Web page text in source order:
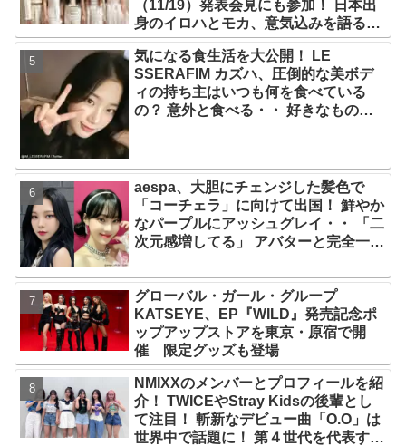
（11/19）発表会見にも参加！ 日本出
身のイロハとモカ、意気込みを語る
「ずっと夢見てたステージ…嬉しくて
光栄」
気になる食生活を大公開！ LE
SSERAFIM カズハ、圧倒的な美ボデ
ィの持ち主はいつも何を食べている
の？ 意外と食べる・・ 好きなものを
aespa、大胆にチェンジした髪色で
「コーチェラ」に向けて出国！ 鮮やか
なパープルにアッシュグレイ・・ 「二
次元感増してる」 アバターと完全一致
グローバル・ガール・グループ
KATSEYE、EP『WILD』発売記念ポ
ップアップストアを東京・原宿で開
催 限定グッズも登場
NMIXXのメンバーとプロフィールを紹
介！ TWICEやStray Kidsの後輩とし
て注目！ 斬新なデビュー曲「O.O」は
世界中で話題に！ 第４世代を代表する